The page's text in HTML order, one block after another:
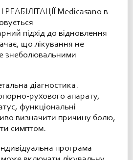
РЕАБІЛІТАЦІЇ Medicasano в
підхід до відновлення
що лікування не
знеболювальними
діагностика.
рухового апарату,
функціональні
визначити причину болю,
симптом.
програма